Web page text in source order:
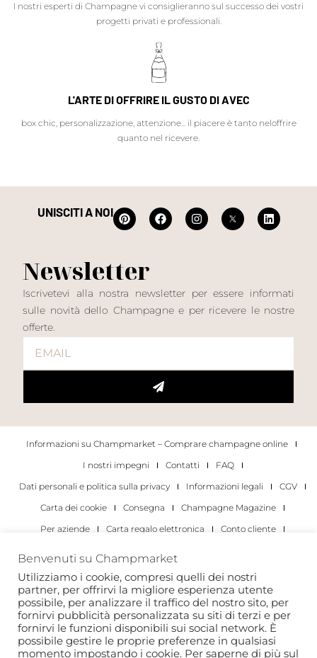
I nostri esperti di Champagne vi consiglieranno sul successo dei vostri
progetti privati e professionali.
L'ARTE DI OFFRIRE IL GUSTO DI AVEC
box chic, personalizzazione, attenzione... il piacere è tanto neloffrire
quanto nel ricevere.
UNISCITI A NOI
Newsletter
Iscrivetevi alla nostra newsletter per essere informati
sulle novità dello Champagne e per ricevere le nostre
offerte.
Informazioni su Champmarket – Comprare champagne online
I nostri impegni
Contatti
FAQ
Dati personali e politica sulla privacy
Informazioni legali
CGV
Carta dei cookie
Consegna
Champagne Magazine
Per aziende
Carta regalo elettronica
Conto cliente
Per gli individui
Per le aziende
Copyright 2022 © tutti i diritti riservati. Champmarket.
Benvenuti su Champmarket
Utilizziamo i cookie, compresi quelli dei nostri
partner, per offrirvi la migliore esperienza utente
possibile, per analizzare il traffico del nostro sito, per
fornirvi pubblicità personalizzata su siti di terzi e per
fornirvi le funzioni disponibili sui social network. È
possibile gestire le proprie preferenze in qualsiasi
momento impostando i cookie. Per saperne di più sul